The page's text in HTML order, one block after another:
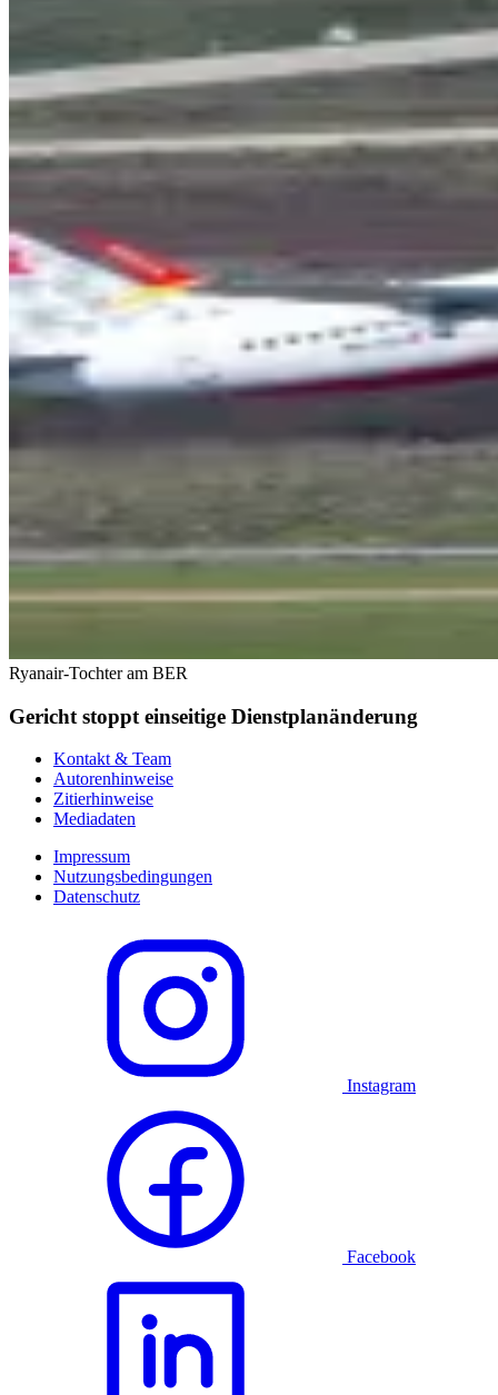
Ryanair-Tochter am BER
Gericht stoppt einseitige Dienstplanänderung
Kontakt & Team
Autorenhinweise
Zitierhinweise
Mediadaten
Impressum
Nutzungsbedingungen
Datenschutz
Instagram
Facebook